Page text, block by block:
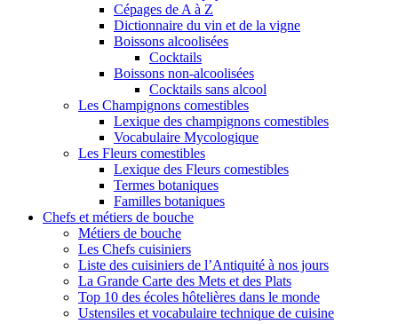
Cépages de A à Z
Dictionnaire du vin et de la vigne
Boissons alcoolisées
Cocktails
Boissons non-alcoolisées
Cocktails sans alcool
Les Champignons comestibles
Lexique des champignons comestibles
Vocabulaire Mycologique
Les Fleurs comestibles
Lexique des Fleurs comestibles
Termes botaniques
Familles botaniques
Chefs et métiers de bouche
Métiers de bouche
Les Chefs cuisiniers
Liste des cuisiniers de l’Antiquité à nos jours
La Grande Carte des Mets et des Plats
Top 10 des écoles hôtelières dans le monde
Ustensiles et vocabulaire technique de cuisine